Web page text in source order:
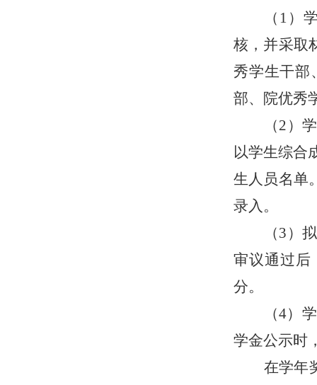
（ 1）
核，并采取
秀学生干部
部、院优秀
（2）
以学生综合
生人员名单
录入。
（3）
审议通过后
分。
（4）
学金公示时
在学年